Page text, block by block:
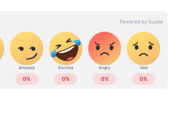
ആണ് പാർപ്പിച്ചിരിക്കുന്നത്.
99 സ്ത്രീകളും 88
അധികൃതർ
ലോകമെമ്പാടുമുള്ള എല്ലാ